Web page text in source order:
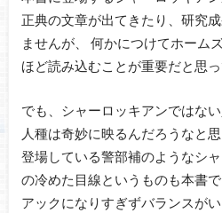
正典の文章が出てきたり、研究
ませんが、 何かにつけてホーム
ほど読み込むことが重要だと思っ
でも、シャーロッキアンではな
人種は奇妙に映るんだろうなと
登場している警部補のようなシ
の冷めた目線というものも本書
アックになりすぎずバランスがい